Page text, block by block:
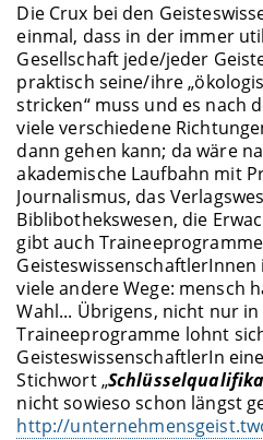
Die Crux bei den
einmal, dass in der immer
Gesellschaft jede/jeder
praktisch seine/ihre
stricken“ muss und es nach
viele verschiedene
dann gehen kann; da wäre
akademische Laufbahn mit
Journalismus, das
Biblibothekswesen, die
gibt auch
viele andere Wege: mensch
Wahl... Übrigens, nicht nur in
Traineeprogramme lohnt
GeisteswissenschaftlerIn
Stichwort „
nicht sowieso schon längst
http://